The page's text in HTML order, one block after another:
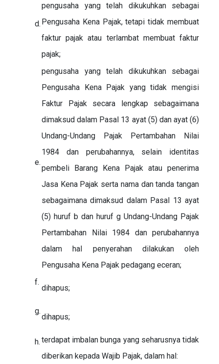
d.
pengusaha yang telah dikukuhkan sebagai
Pengusaha Kena Pajak, tetapi tidak membuat
faktur pajak atau terlambat membuat faktur
pajak;
e.
pengusaha yang telah dikukuhkan sebagai
Pengusaha Kena Pajak yang tidak mengisi
Faktur Pajak secara lengkap sebagaimana
dimaksud dalam Pasal 13 ayat (5) dan ayat (6)
Undang-Undang Pajak Pertambahan Nilai
1984 dan perubahannya, selain identitas
pembeli Barang Kena Pajak atau penerima
Jasa Kena Pajak serta nama dan tanda tangan
sebagaimana dimaksud dalam Pasal 13 ayat
(5) huruf b dan huruf g Undang-Undang Pajak
Pertambahan Nilai 1984 dan perubahannya
dalam hal penyerahan dilakukan oleh
Pengusaha Kena Pajak pedagang eceran;
f.
dihapus;
g.
dihapus;
h. terdapat imbalan bunga yang seharusnya tidak
diberikan kepada Wajib Pajak, dalam hal: